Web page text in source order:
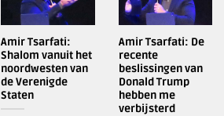
Amir Tsarfati:
Shalom vanuit het
noordwesten van
de Verenigde
Staten
Amir Tsarfati: De
recente
beslissingen van
Donald Trump
hebben me
verbijsterd